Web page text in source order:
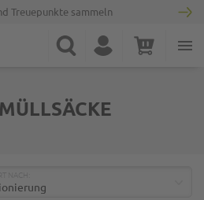
Treuepunkte sammeln
Suche Konto Warenkorb